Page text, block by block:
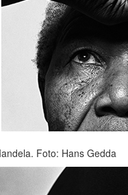
Foto: Hans Gedda